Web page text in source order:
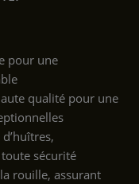
pour une
qualité pour une
sécurité
rouille, assurant